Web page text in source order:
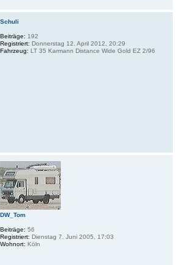
Schuli
Beiträge: 192
Registriert: Donnerstag 12. April 2012, 20:29
Fahrzeug: LT 35 Karmann Distance Wide Gold EZ 2/96
DW_Tom
Beiträge: 56
Registriert: Dienstag 7. Juni 2005, 17:03
Wohnort: Köln